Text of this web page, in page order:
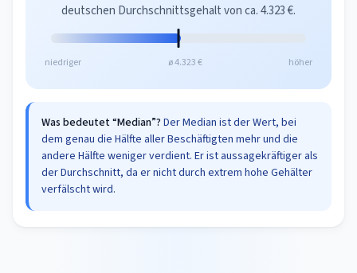
deutschen Durchschnittsgehalt von ca. 4.323 €.
niedriger ø 4.323 € höher
Was bedeutet “Median”? Der Median ist der Wert, bei
dem genau die Hälfte aller Beschäftigten mehr und die
andere Hälfte weniger verdient. Er ist aussagekräftiger als
der Durchschnitt, da er nicht durch extrem hohe Gehälter
verfälscht wird.